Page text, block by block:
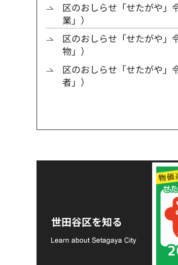
区のおしらせ「せたがや」
業」）
区のおしらせ「せたがや」
物」）
区のおしらせ「せたがや」
者」）
世田谷区を知る
支援金の募集につい
て